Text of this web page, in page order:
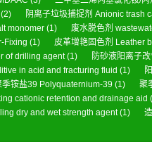
(2)
阴离子垃圾捕捉剂 Anionic trash
monomer (1)
废水脱色剂
Fixing (1)
皮革增艳固色剂 Leather
of drilling agent(1)
防砂液阳离子
in acid and fracturing fluid (1)
季铵盐39 Polyquaternium-39 (1)
聚
cationic retention and drainage aid
dry and wet strength agent(1)